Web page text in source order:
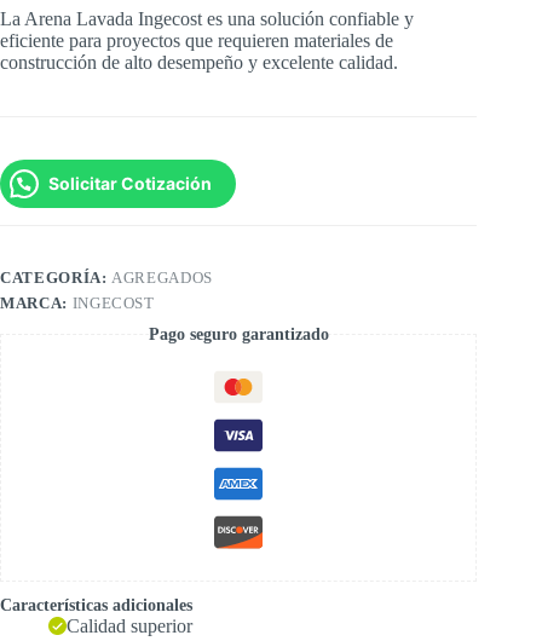
La Arena Lavada Ingecost es una solución confiable y
eficiente para proyectos que requieren materiales de
construcción de alto desempeño y excelente calidad.
Solicitar Cotización
CATEGORÍA: AGREGADOS
MARCA: INGECOST
Pago seguro garantizado
Características adicionales
Calidad superior